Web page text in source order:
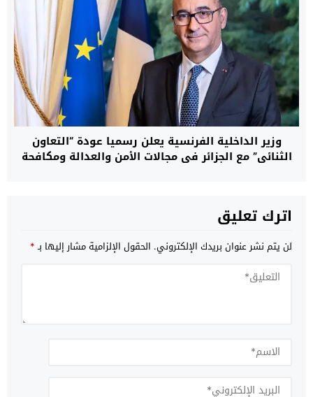
وزير الداخلية الفرنسية يعلن رسميا عودة “التعاون
الثنائي” مع الجزائر في مجالات الأمن والعدالة ومكافحة
اترك تعليق
لن يتم نشر عنوان بريدك الإلكتروني. الحقول الإلزامية مشار إليها بـ*